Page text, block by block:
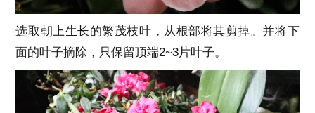
选取朝上生长的繁茂枝叶，从根部将其剪掉。并将下
面的叶子摘除，只保留顶端2~3片叶子。